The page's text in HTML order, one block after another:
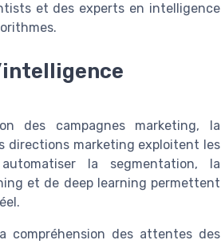
et des experts en intelligence
des campagnes marketing, la
directions marketing exploitent les
la segmentation, la
et de deep learning permettent
des attentes des